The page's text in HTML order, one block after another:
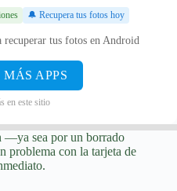
🔔 Recupera tus fotos hoy
recuperar tus fotos en Android
APPS
en este sitio
—ya sea por un borrado
problema con la tarjeta de